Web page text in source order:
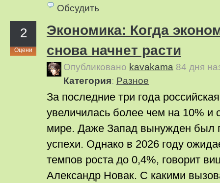
Обсудить
2
Оцени
Экономика: Когда
снова начнет расти
Опубликовано kavakama 84 дня
Категория: Pазное
За последние три года
увеличилась более чем на 10% и
мире. Даже Запад вынужден был
успехи. Однако в 2026 году
темпов роста до 0,4%, говорит
Александр Новак. С какими